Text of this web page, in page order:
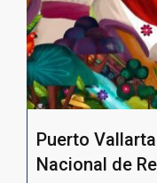
Puerto
Nacional de